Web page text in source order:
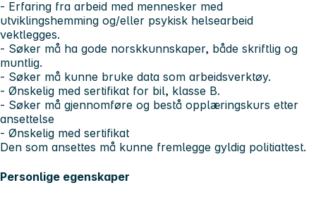
- Erfaring fra arbeid med mennesker med
utviklingshemming og/eller psykisk helsearbeid
vektlegges.
- Søker må ha gode norskkunnskaper, både skriftlig og
muntlig.
- Søker må kunne bruke data som arbeidsverktøy.
- Ønskelig med sertifikat for bil, klasse B.
- Søker må gjennomføre og bestå opplæringskurs etter
ansettelse
- Ønskelig med sertifikat
Den som ansettes må kunne fremlegge gyldig politiattest.
Personlige egenskaper